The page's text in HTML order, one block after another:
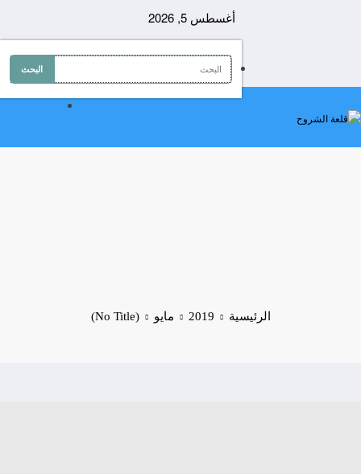
أغسطس 5, 2026
الرئيسية 2019 مايو (No Title)